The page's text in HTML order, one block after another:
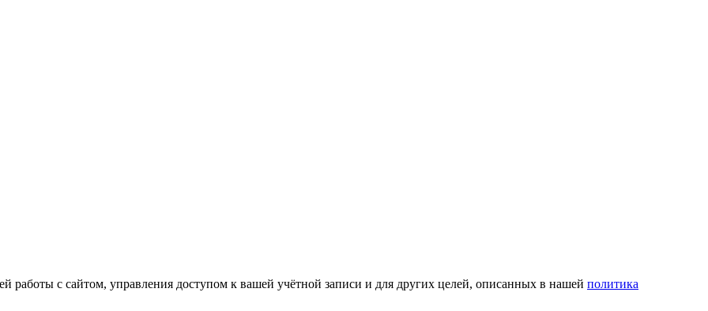
работы с сайтом, управления доступом к вашей учётной записи и для других целей, описанных в нашей политика